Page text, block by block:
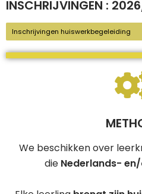
INSCHRIJVINGEN :
Inschrijvingen huiswerkbegeleiding
We beschikken over
die Nederlands-